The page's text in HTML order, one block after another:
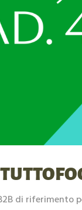
di riferimento